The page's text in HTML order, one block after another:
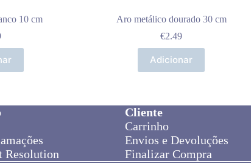
10 cm
Aro metálico dourado 30 cm
€2.49
Adicionar
Resolution
Cliente
Carrinho
Envios e Devoluções
Finalizar Compra